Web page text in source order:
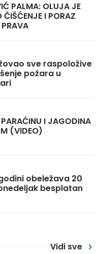
PALMA: OLUJA JE
ČIŠĆENJE I PORAZ
sve raspoložive
požara u
I JAGODINA
(VIDEO)
obeležava 20
besplatan
Vidi sve